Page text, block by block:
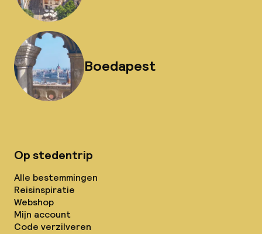
Boedapest
Op stedentrip
Alle bestemmingen
Reisinspiratie
Webshop
Mijn account
Code verzilveren